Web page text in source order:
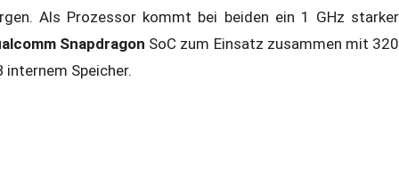
Als Prozessor kommt bei beiden ein 1 GHz starker
Snapdragon SoC zum Einsatz zusammen mit 320
internem Speicher.